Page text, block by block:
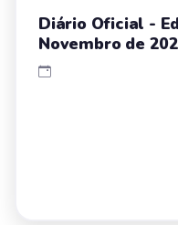
Diário Oficial -
Novembro de